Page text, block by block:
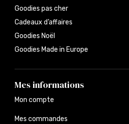
Goodies pas cher
Cadeaux d’affaires
Goodies Noël
Goodies Made in Europe
Mes informations
Mon compte
Mes commandes